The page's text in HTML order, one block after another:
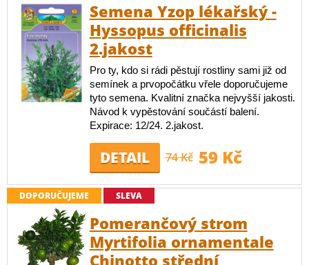
Semena Yzop lékařský -
Hyssopus officinalis
2.jakost
Pro ty, kdo si rádi pěstují rostliny sami již od
semínek a prvopočátku vřele doporučujeme
tyto semena. Kvalitní značka nejvyšší jakosti.
Návod k vypěstování součástí balení.
Expirace: 12/24. 2.jakost.
DETAIL 74 Kč 59 Kč
DOPORUČUJEME SLEVA
Pomerančový strom
Myrtifolia ornamentale
Chinotto střední